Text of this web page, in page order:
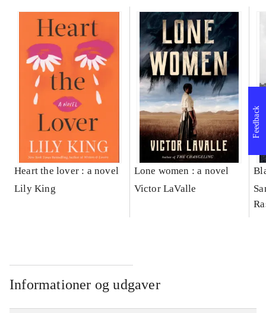
Heart the lover : a novel
Lily King
Lone women : a novel
Victor LaValle
Informationer og udgaver
Feedback